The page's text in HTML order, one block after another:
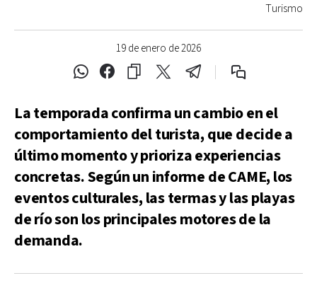
19 de enero de 2026
Turismo
La temporada confirma un cambio en el
comportamiento del turista, que decide a
último momento y prioriza experiencias
concretas. Según un informe de CAME, los
eventos culturales, las termas y las playas
de río son los principales motores de la
demanda.